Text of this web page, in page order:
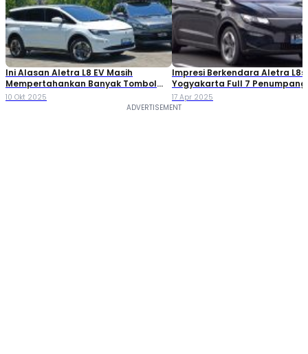
Ini Alasan Aletra L8 EV Masih
Mempertahankan Banyak Tombol
Fisik di Dashboard
10 Okt 2025
Impresi Berkendara Aletra L8s
Yogyakarta Full 7 Penumpang
17 Apr 2025